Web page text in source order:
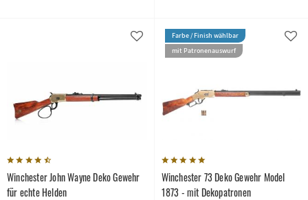
Winchester John Wayne Deko Gewehr
für echte Helden
Farbe / Finish wählbar
mit Patronenauswurf
Winchester 73 Deko Gewehr Model
1873 - mit Dekopatronen